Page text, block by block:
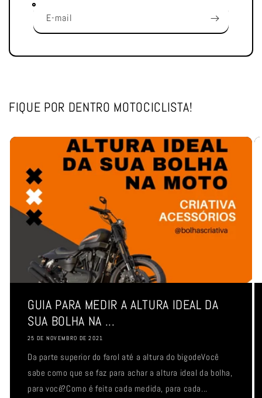
E-mail
FIQUE POR DENTRO MOTOCICLISTA!
GUIA PARA MEDIR A ALTURA IDEAL DA
SUA BOLHA NA ...
25 DE NOVEMBRO DE 2021
Da parte superior do farol até a altura do bigodeVocê
sabe como que se faz para achar a altura ideal da bolha,
para você?Como é feita cada medida, para cada...